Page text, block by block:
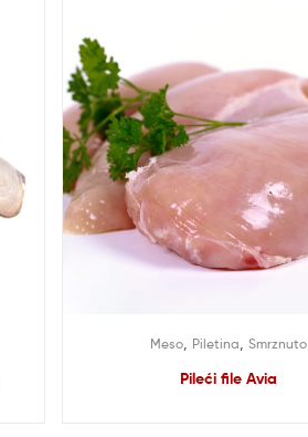
Meso Piletina ,Smrznuto
Pileći file Avia